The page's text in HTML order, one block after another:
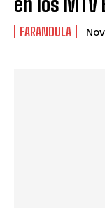
FARANDULA